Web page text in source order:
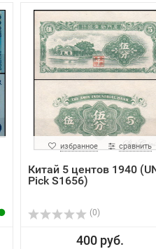
избранное сравнить
Китай 5 центов 1940
Pick S1656)
(0)
400 руб.